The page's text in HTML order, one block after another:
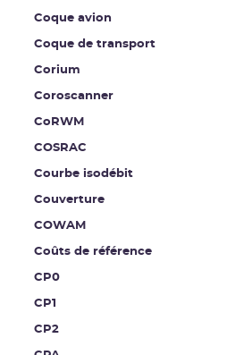
Coque avion
Coque de transport
Corium
Coroscanner
CoRWM
COSRAC
Courbe isodébit
Couverture
COWAM
Coûts de référence
CP0
CP1
CP2